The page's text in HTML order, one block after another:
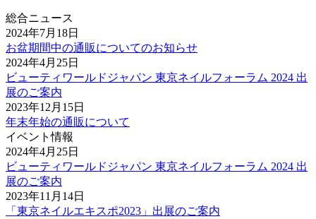
総合ニュース
2024年7月18日
お盆期間中の通販についてのお知らせ
2024年4月25日
ビューティワールドジャパン 東京ネイルフォーラム 2024 出
展のご案内
2023年12月15日
年末年始の通販について
イベント情報
2024年4月25日
ビューティワールドジャパン 東京ネイルフォーラム 2024 出
展のご案内
2023年11月14日
「東京ネイルエキスポ2023」出展のご案内